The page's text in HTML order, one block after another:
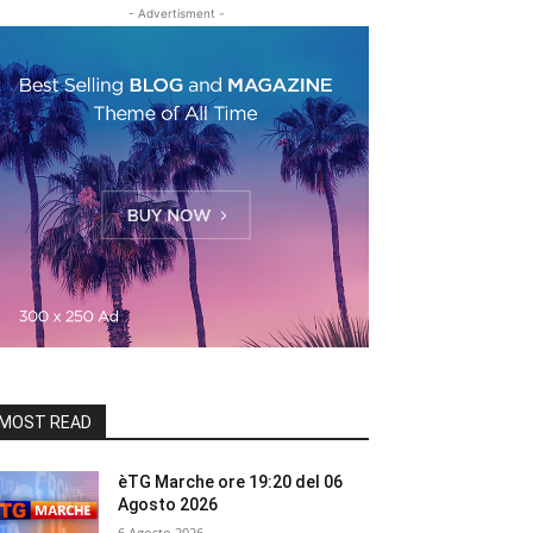
- Advertisment -
READ
èTG Marche ore 19:20 del 06
Agosto 2026